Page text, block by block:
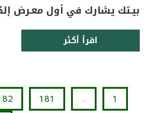
بيـتك يشارك في أول معـرض
اقرأ أكثر
1
...
181